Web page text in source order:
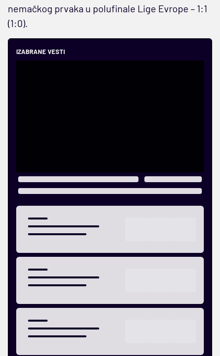
nemačkog prvaka u polufinale Lige Evrope – 1:1
(1:0).
IZABRANE VESTI